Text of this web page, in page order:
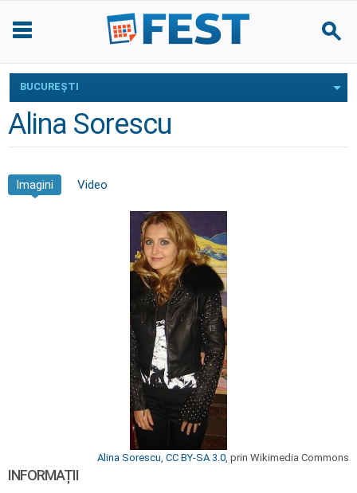
BUCUREŞTI
Alina Sorescu
Imagini Video
Alina Sorescu, CC BY-SA 3.0, prin Wikimedia Commons
INFORMAȚII